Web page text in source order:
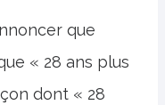
que
« 28 ans plus
dont « 28